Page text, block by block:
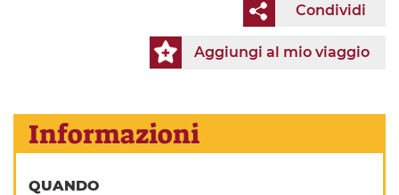
Condividi
Aggiungi al mio viaggio
Informazioni
QUANDO